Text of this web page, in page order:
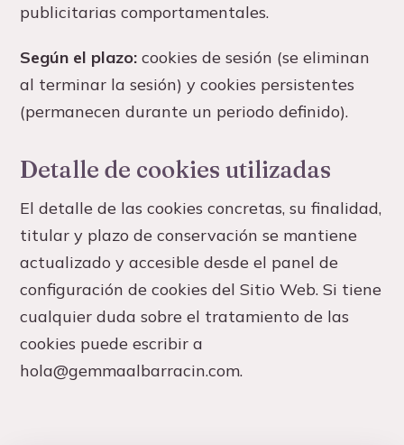
publicitarias comportamentales.
Según el plazo: cookies de sesión (se eliminan
al terminar la sesión) y cookies persistentes
(permanecen durante un periodo definido).
Detalle de cookies utilizadas
El detalle de las cookies concretas, su finalidad,
titular y plazo de conservación se mantiene
actualizado y accesible desde el panel de
configuración de cookies del Sitio Web. Si tiene
cualquier duda sobre el tratamiento de las
cookies puede escribir a
hola@gemmaalbarracin.com.